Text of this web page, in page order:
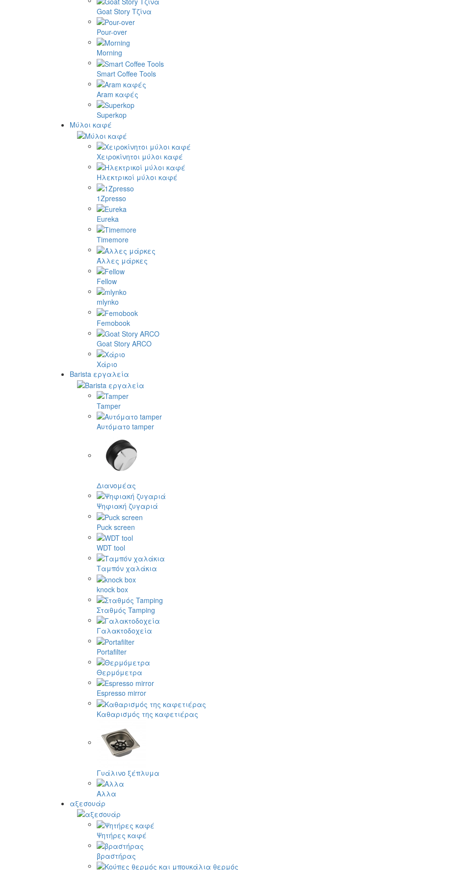
Goat Story Τζίνα
Pour-over
Morning
Smart Coffee Tools
Aram καφές
Superkop
Μύλοι καφέ
Χειροκίνητοι μύλοι καφέ
Ηλεκτρικοί μύλοι καφέ
1Zpresso
Eureka
Timemore
Άλλες μάρκες
Fellow
mlynko
Femobook
Goat Story ARCO
Χάριο
Barista εργαλεία
Tamper
Αυτόματο tamper
Διανομέας
Ψηφιακή ζυγαριά
Puck screen
WDT tool
Ταμπόν χαλάκια
knock box
Σταθμός Tamping
Γαλακτοδοχεία
Portafilter
Θερμόμετρα
Espresso mirror
Καθαρισμός της καφετιέρας
Γυάλινο ξέπλυμα
Αλλα
αξεσουάρ
Ψητήρες καφέ
βραστήρας